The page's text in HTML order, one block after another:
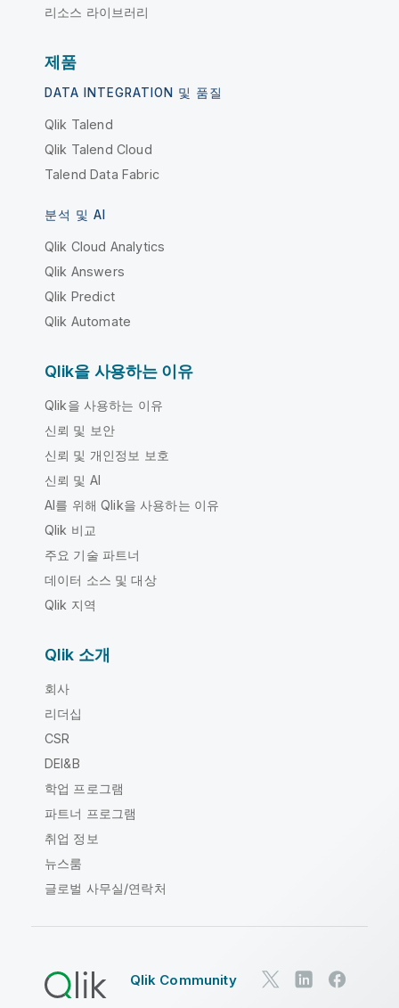
리소스 라이브러리
제품
DATA INTEGRATION 및 품질
Qlik Talend
Qlik Talend Cloud
Talend Data Fabric
분석 및 AI
Qlik Cloud Analytics
Qlik Answers
Qlik Predict
Qlik Automate
Qlik을 사용하는 이유
Qlik을 사용하는 이유
신뢰 및 보안
신뢰 및 개인정보 보호
신뢰 및 AI
AI를 위해 Qlik을 사용하는 이유
Qlik 비교
주요 기술 파트너
데이터 소스 및 대상
Qlik 지역
Qlik 소개
회사
리더십
CSR
DEI&B
학업 프로그램
파트너 프로그램
취업 정보
뉴스룸
글로벌 사무실/연락처
Qlik Community